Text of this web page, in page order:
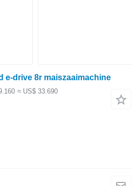
e-drive 8r maiszaaimachine
≈ US$ 33.690